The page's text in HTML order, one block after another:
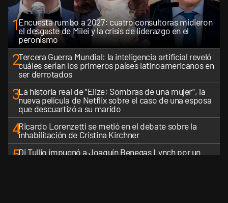
1Encuesta rumbo a 2027: cuatro consultoras midieron
el desgaste de Milei y la crisis de liderazgo en el
peronismo
2Tercera Guerra Mundial: la inteligencia artificial reveló
cuáles serían los primeros países latinoamericanos en
ser derrotados
3La historia real de "Elize: Sombras de una mujer", la
nueva película de Netflix sobre el caso de una esposa
que descuartizó a su marido
4Ricardo Lorenzetti se metió en el debate sobre la
inhabilitación de Cristina Kirchner
5Di Tullio impugnó a Joaquín Benegas Lynch por un